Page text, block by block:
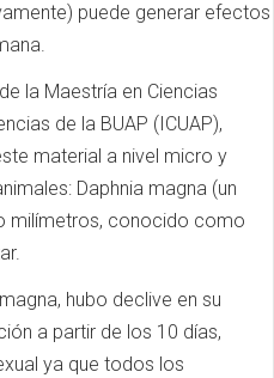
puede generar efectos
la Maestría en Ciencias
de la BUAP (ICUAP),
material a nivel micro y
Daphnia magna (un
milímetros, conocido como
hubo declive en su
a partir de los 10 días,
ya que todos los